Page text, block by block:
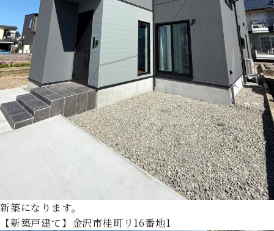
新築になります。
【新築戸建て】金沢市桂町リ16番地1